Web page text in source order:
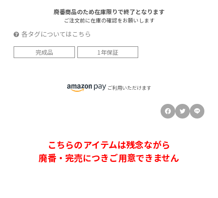
廃番商品のため在庫限りで終了となります
ご注文前に在庫の確認をお願いします
各タグについてはこちら
完成品 1年保証
ご利用いただけます
こちらのアイテムは残念ながら
廃番・完売につきご用意できません